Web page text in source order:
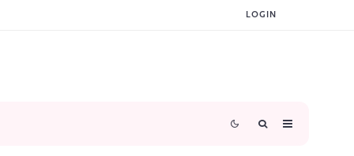
LOGIN